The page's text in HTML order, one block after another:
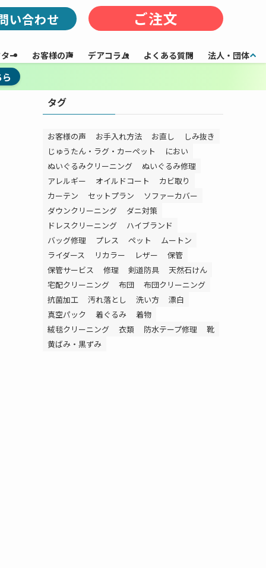
い合わせ ご注文
ー お客様の声 デアコラム よくある質問 法人・団体
タグ
お客様の声 お手入れ方法 お直し
しみ抜き
じゅうたん・ラグ・カーペット
におい
ぬいぐるみクリーニング
ぬいぐるみ修理
アレルギー
オイルドコート
カビ取り
カーテン
セットプラン
ソファーカバー
ダウンクリーニング
ダニ対策
ドレスクリーニング
ハイブランド
バッグ修理
プレス ペット
ムートン
ライダース
リカラー レザー
保管
保管サービス
修理 剣道防具
天然石けん
宅配クリーニング
布団
布団クリーニング
抗菌加工
汚れ落とし 洗い方
漂白
真空パック
着ぐるみ
着物
絨毯クリーニング
衣類 防水テープ修理
靴
黄ばみ・黒ずみ